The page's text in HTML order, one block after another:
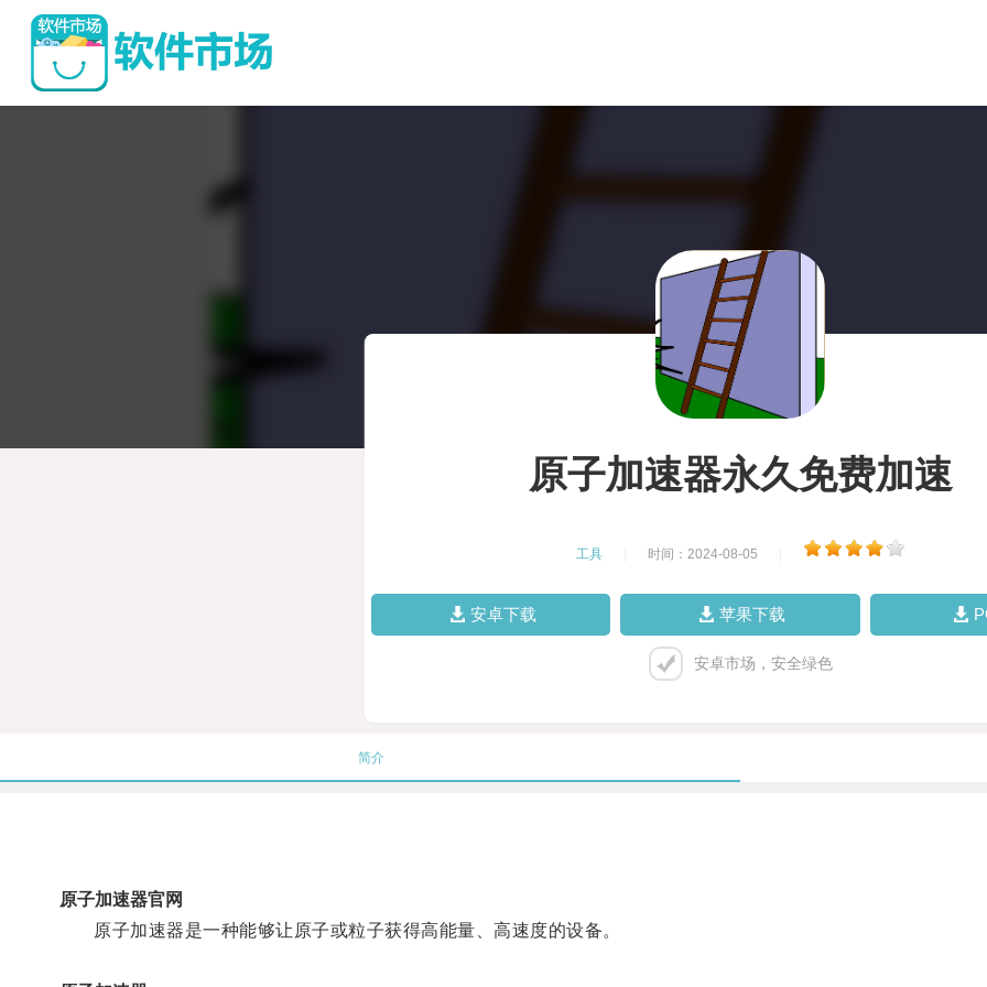
原子加速器永久免费加速
工具 时间：2024-08-05
安卓下载 苹果下载
安卓市场，安全绿色
简介
原子加速器官网
原子加速器是一种能够让原子或粒子获得高能量、高速度的设备。